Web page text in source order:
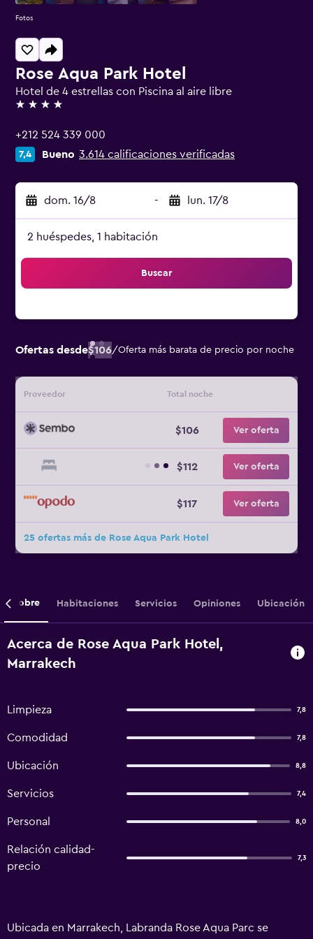
Rose Aqua Park Hotel
Hotel de 4 estrellas con Piscina al aire libre
4 estrellas
+212 524 339 000
7,4 Bueno 3.614 calificaciones verificadas
dom. 16/8 - lun. 17/8
2 huéspedes, 1 habitación
Buscar
Ofertas desde$106/Oferta más barata de precio por noche
Proveedor Total noche
$106 Ver oferta
$112 Ver oferta
$117 Ver oferta
25 ofertas más de Rose Aqua Park Hotel
Fotos
Sobre Habitaciones Servicios Opiniones Ubicación
Acerca de Rose Aqua Park Hotel,
Marrakech
Limpieza 7,8
Comodidad 7,8
Ubicación 8,8
Servicios 7,4
Personal 8,0
Relación calidad-
precio
7,3
Ubicada en Marrakech, Labranda Rose Aqua Parc se